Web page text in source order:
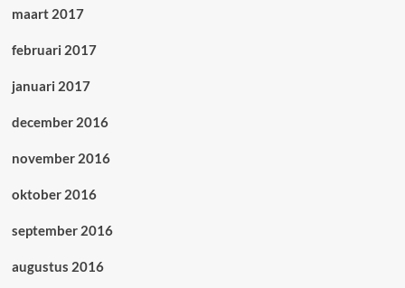
maart 2017
februari 2017
januari 2017
december 2016
november 2016
oktober 2016
september 2016
augustus 2016